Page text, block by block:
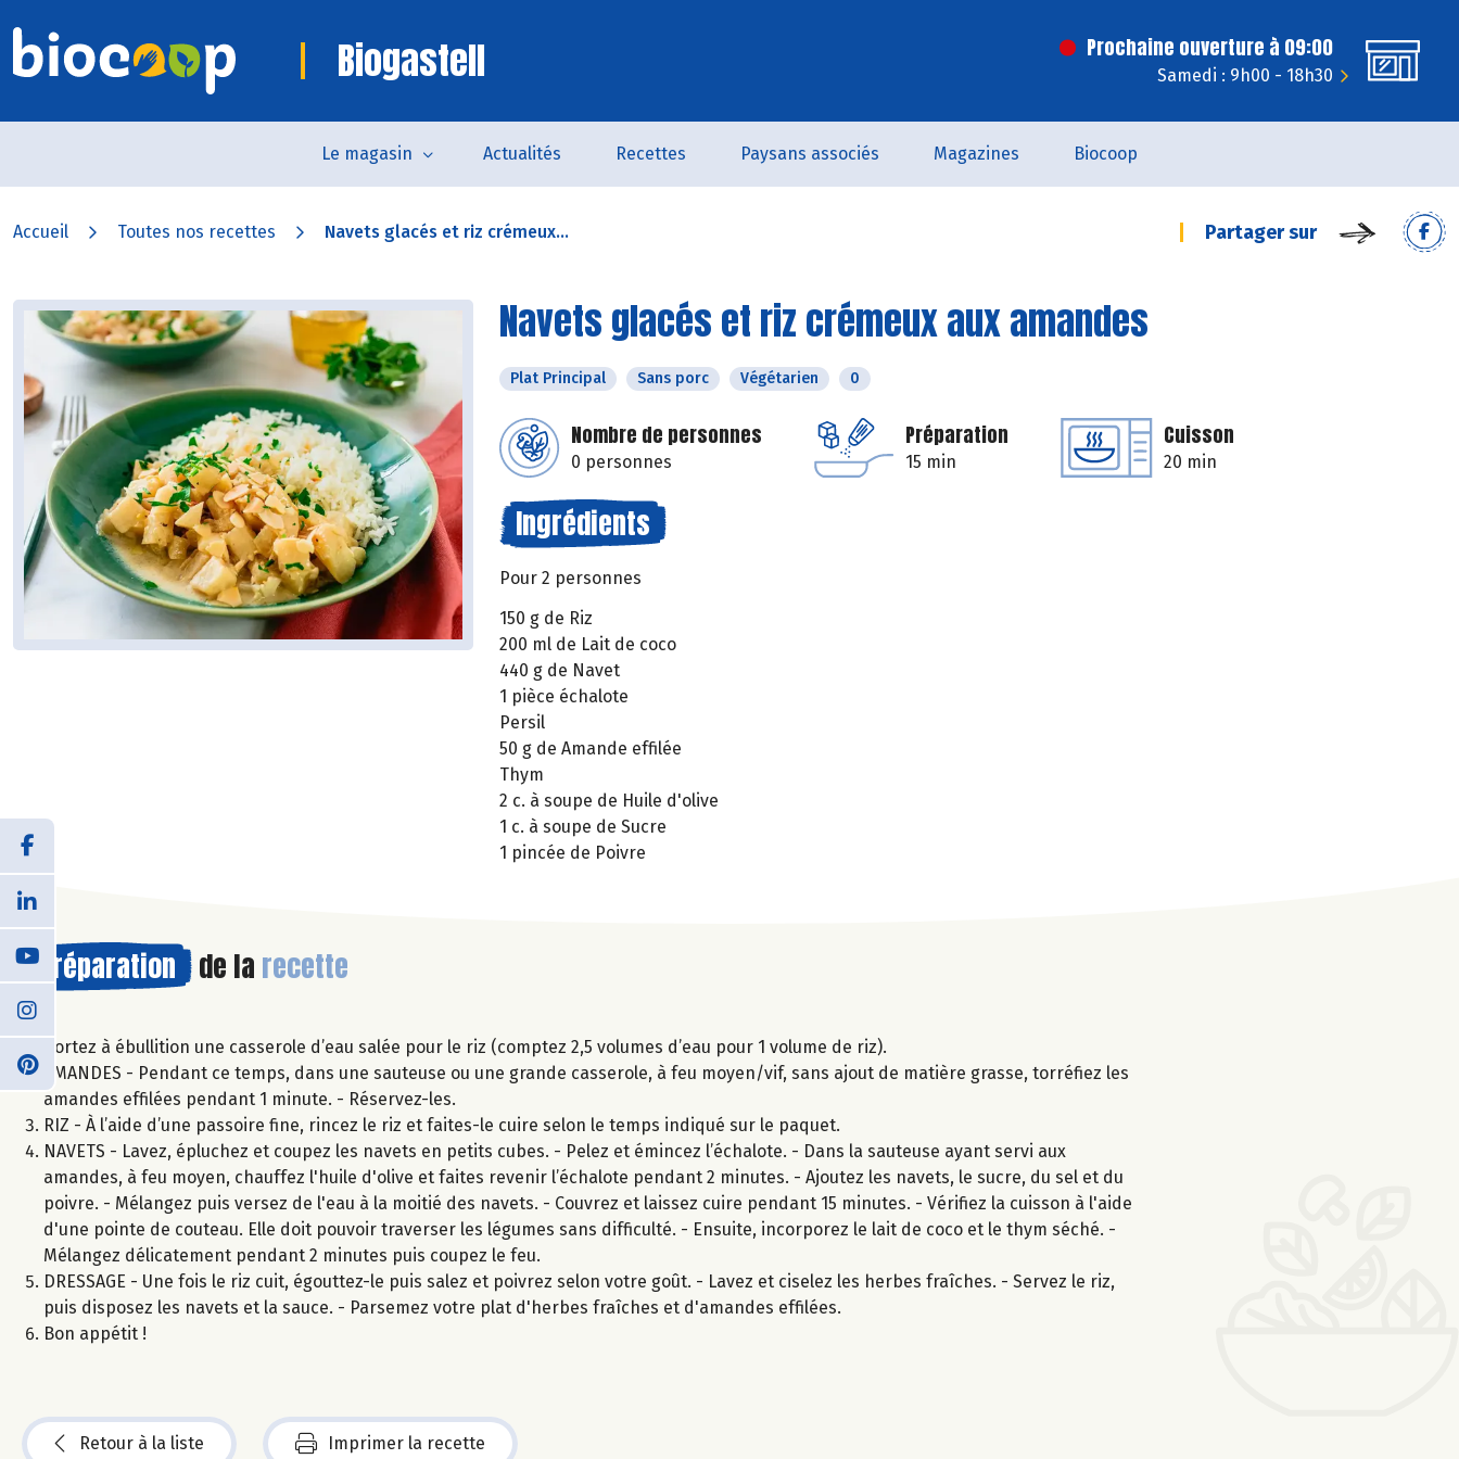
Biogastell Prochaine ouverture à 09:00
Samedi : 9h00 - 18h30
Le magasin Actualités Recettes Paysans associés Magazines Biocoop
Accueil Toutes nos recettes Navets glacés et riz crémeux... Partager sur
Navets glacés et riz crémeux aux amandes
Plat Principal Sans porc Végétarien 0
Nombre de personnes
0 personnes
Préparation
15 min
Cuisson
20 min
Ingrédients
Pour 2 personnes
150 g de Riz
200 ml de Lait de coco
440 g de Navet
1 pièce échalote
Persil
50 g de Amande effilée
Thym
2 c. à soupe de Huile d'olive
1 c. à soupe de Sucre
1 pincée de Poivre
Préparation de la recette
Portez à ébullition une casserole d’eau salée pour le riz (comptez 2,5 volumes d’eau pour 1 volume de riz).
AMANDES - Pendant ce temps, dans une sauteuse ou une grande casserole, à feu moyen/vif, sans ajout de matière grasse, torréfiez les
amandes effilées pendant 1 minute. - Réservez-les.
RIZ - À l’aide d’une passoire fine, rincez le riz et faites-le cuire selon le temps indiqué sur le paquet.
NAVETS - Lavez, épluchez et coupez les navets en petits cubes. - Pelez et émincez l’échalote. - Dans la sauteuse ayant servi aux
amandes, à feu moyen, chauffez l'huile d'olive et faites revenir l’échalote pendant 2 minutes. - Ajoutez les navets, le sucre, du sel et du
poivre. - Mélangez puis versez de l'eau à la moitié des navets. - Couvrez et laissez cuire pendant 15 minutes. - Vérifiez la cuisson à l'aide
d'une pointe de couteau. Elle doit pouvoir traverser les légumes sans difficulté. - Ensuite, incorporez le lait de coco et le thym séché. -
Mélangez délicatement pendant 2 minutes puis coupez le feu.
DRESSAGE - Une fois le riz cuit, égouttez-le puis salez et poivrez selon votre goût. - Lavez et ciselez les herbes fraîches. - Servez le riz,
puis disposez les navets et la sauce. - Parsemez votre plat d'herbes fraîches et d'amandes effilées.
Bon appétit !
Retour à la liste Imprimer la recette